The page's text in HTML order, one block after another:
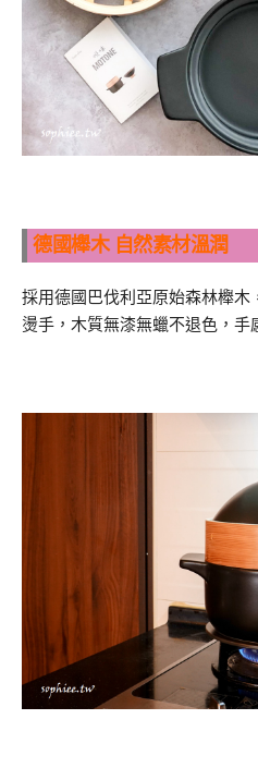
德國櫸木 自然素材溫潤
採用德國巴伐利亞原始森林櫸木
燙手，木質無漆無蠟不退色，手